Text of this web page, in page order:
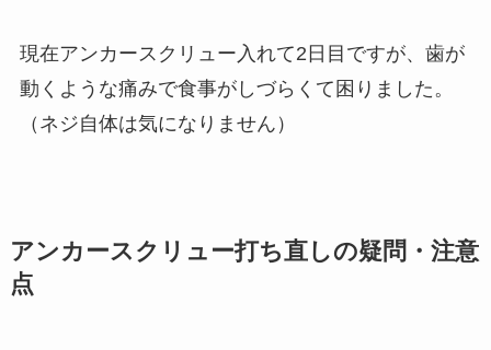
現在アンカースクリュー入れて2日目ですが、歯が
動くような痛みで食事がしづらくて困りました。
（ネジ自体は気になりません）
アンカースクリュー打ち直しの疑問・注意
点